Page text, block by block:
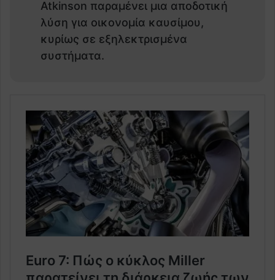
Atkinson παραμένει μια αποδοτική
λύση για οικονομία καυσίμου,
κυρίως σε εξηλεκτρισμένα
συστήματα.